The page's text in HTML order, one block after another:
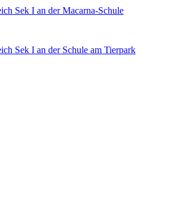
Sek I an der Macarna-Schule
Sek I an der Schule am Tierpark